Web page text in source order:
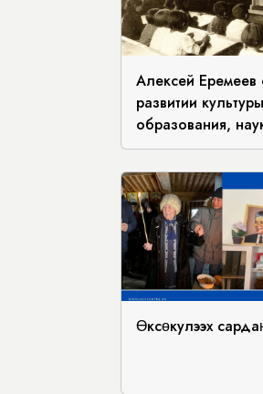
Алексей Еремеев
развитии
образования,
ЯАССР.
Өксөкулээх